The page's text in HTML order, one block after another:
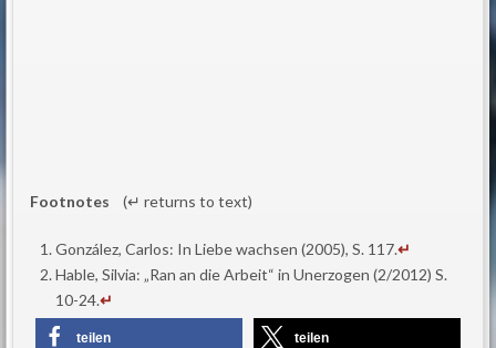
Footnotes (↵ returns to text)
González, Carlos: In Liebe wachsen (2005), S. 117.↵
Hable, Silvia: „Ran an die Arbeit“ in Unerzogen (2/2012) S.
10-24.↵
teilen teilen